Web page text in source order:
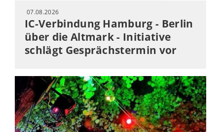
07.08.2026
IC-Verbindung Hamburg - Berlin
über die Altmark - Initiative
schlägt Gesprächstermin vor